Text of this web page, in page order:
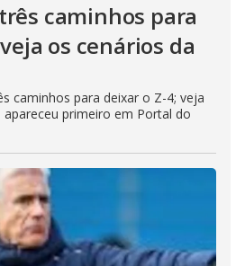
caminhos para
os cenários da
caminhos para deixar o Z-4; veja
primeiro em Portal do